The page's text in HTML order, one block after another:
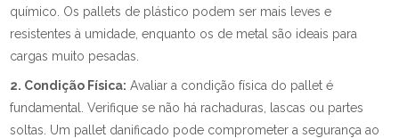
químico. Os pallets de plástico podem ser mais leves e
resistentes à umidade, enquanto os de metal são ideais para
cargas muito pesadas.
2. Condição Física: Avaliar a condição física do pallet é
fundamental. Verifique se não há rachaduras, lascas ou partes
soltas. Um pallet danificado pode comprometer a segurança ao